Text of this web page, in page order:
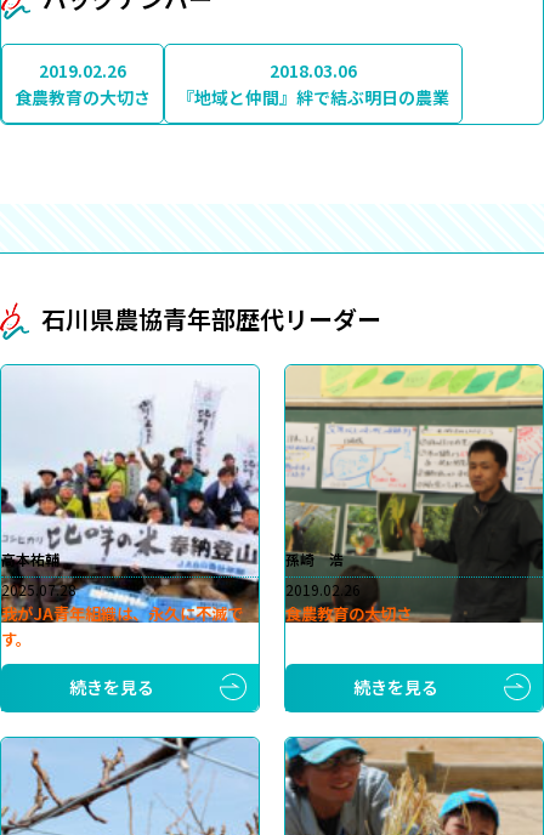
2019.02.26
食農教育の大切さ
2018.03.06
『地域と仲間』絆で結ぶ明日の農業
石川県農協青年部歴代リーダー
高本祐輔
2025.07.28
我がJA青年組織は、永久に不滅で
す。
続きを見る
孫崎 浩
2019.02.26
食農教育の大切さ
続きを見る